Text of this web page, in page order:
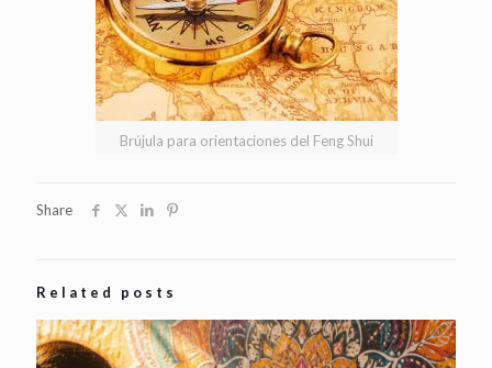
Brújula para orientaciones del Feng Shui
Share
Related posts